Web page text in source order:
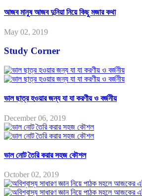
আজব মানুষ আজব দুনিয়া নিয়ে কিছু মজার কথা
May 02, 2019
Study Corner
ভাল ছাত্র হওয়ার জন্য যা যা করণীয় ও বর্জনীয়
December 06, 2019
ভাল নোট তৈরি করার সহজ কৌশল
October 02, 2019